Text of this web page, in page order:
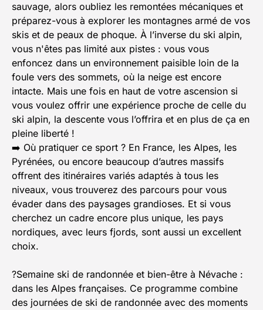
sauvage, alors oubliez les remontées mécaniques et
préparez-vous à explorer les montagnes armé de vos
skis et de peaux de phoque. À l’inverse du ski alpin,
vous n'êtes pas limité aux pistes : vous vous
enfoncez dans un environnement paisible loin de la
foule vers des sommets, où la neige est encore
intacte. Mais une fois en haut de votre ascension si
vous voulez offrir une expérience proche de celle du
ski alpin, la descente vous l’offrira et en plus de ça en
pleine liberté !
➡️ Où pratiquer ce sport ? En France, les Alpes, les
Pyrénées, ou encore beaucoup d’autres massifs
offrent des itinéraires variés adaptés à tous les
niveaux, vous trouverez des parcours pour vous
évader dans des paysages grandioses. Et si vous
cherchez un cadre encore plus unique, les pays
nordiques, avec leurs fjords, sont aussi un excellent
choix.
?Semaine ski de randonnée et bien-être à Névache :
dans les Alpes françaises. Ce programme combine
des journées de ski de randonnée avec des moments